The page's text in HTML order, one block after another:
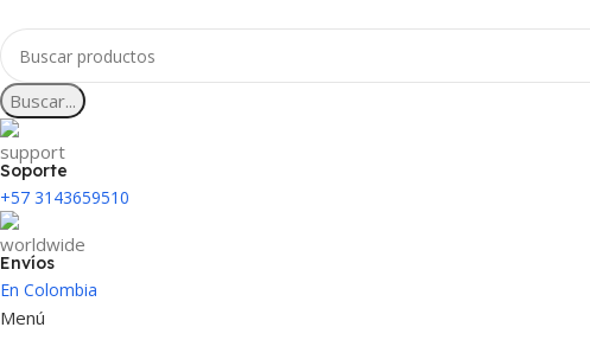
Buscar...
Soporte
+57 3143659510
Envíos
En Colombia
Menú